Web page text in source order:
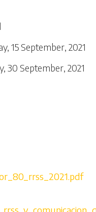
15 September, 2021
30 September, 2021